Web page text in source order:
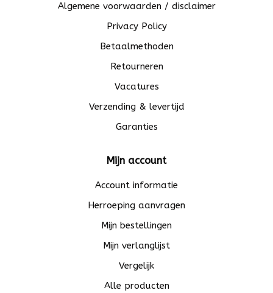
Algemene voorwaarden / disclaimer
Privacy Policy
Betaalmethoden
Retourneren
Vacatures
Verzending & levertijd
Garanties
Mijn account
Account informatie
Herroeping aanvragen
Mijn bestellingen
Mijn verlanglijst
Vergelijk
Alle producten